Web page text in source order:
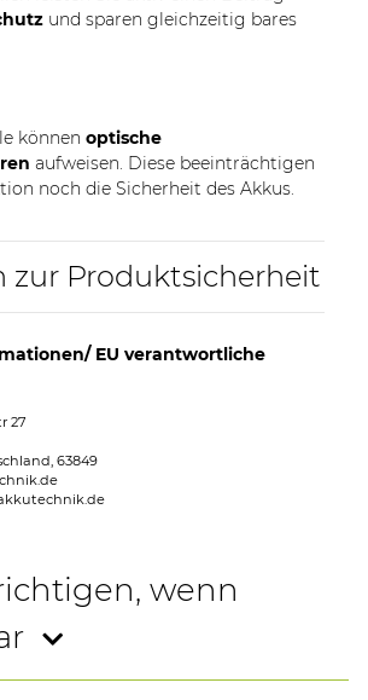
und sparen gleichzeitig bares
können optische
aufweisen. Diese beeinträchtigen
noch die Sicherheit des Akkus.
zur Produktsicherheit
EU verantwortliche
27
63849
wenn